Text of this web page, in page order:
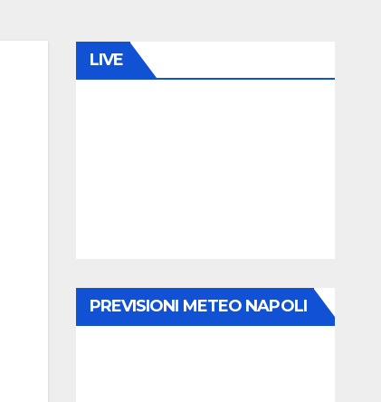
LIVE
PREVISIONI METEO NAPOLI